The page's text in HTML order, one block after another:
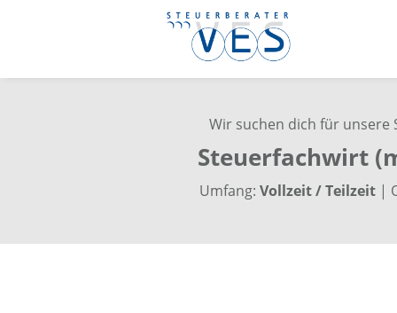
Wir suchen dich für unsere
Steuerfachwirt
Umfang: Vollzeit / Teilzeit|